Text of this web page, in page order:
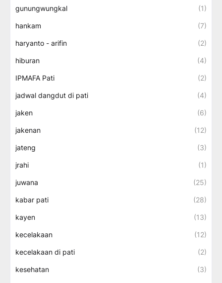
gunungwungkal (1)
hankam (7)
haryanto - arifin (2)
hiburan (4)
IPMAFA Pati (2)
jadwal dangdut di pati (4)
jaken (6)
jakenan (12)
jateng (3)
jrahi (1)
juwana (25)
kabar pati (28)
kayen (13)
kecelakaan (12)
kecelakaan di pati (2)
kesehatan (3)